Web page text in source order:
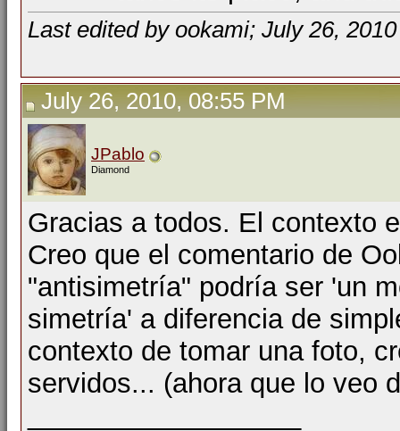
Last edited by ookami; July 26,
July 26, 2010, 08:55 PM
JPablo
Diamond
Gracias a todos. El contexto
Creo que el comentario de
"antisimetría" podría ser 'un
simetría' a diferencia de
contexto de tomar una foto,
servidos... (ahora que lo veo